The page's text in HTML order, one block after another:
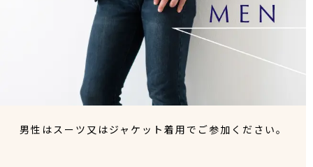
男性はスーツ又はジャケット着用でご参加ください。